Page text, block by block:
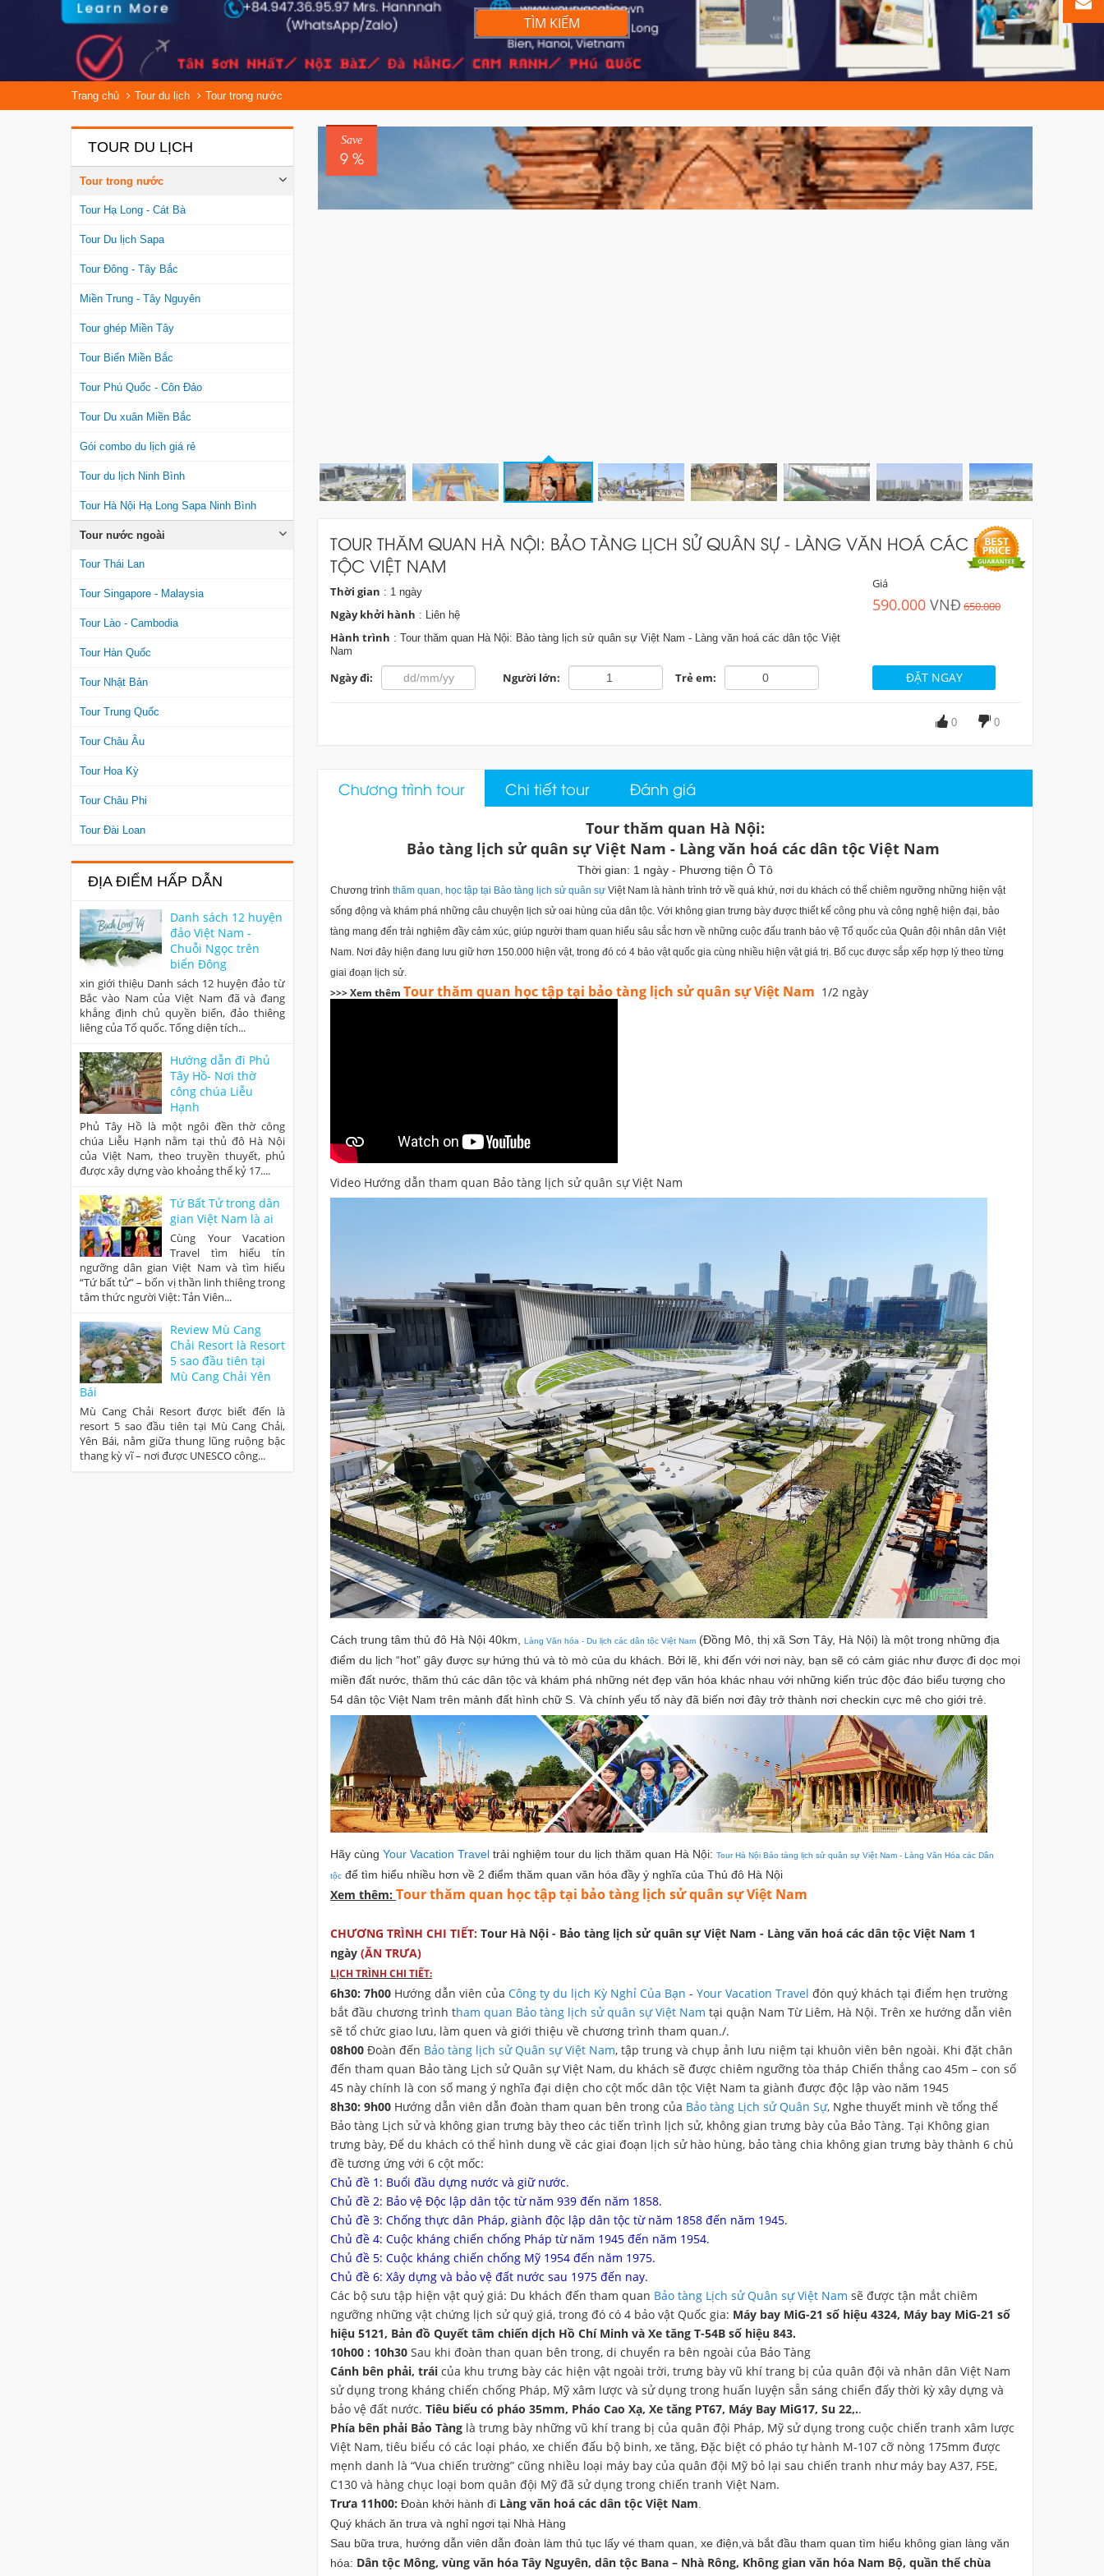
TÌM KIẾM
Trang chủ Tour du lịch Tour trong nước
TOUR DU LỊCH
Tour trong nước
Tour Hạ Long - Cát Bà
Tour Du lịch Sapa
Tour Đông - Tây Bắc
Miền Trung - Tây Nguyên
Tour ghép Miền Tây
Tour Biển Miền Bắc
Tour Phú Quốc - Côn Đảo
Tour Du xuân Miền Bắc
Gói combo du lịch giá rẻ
Tour du lịch Ninh Bình
Tour Hà Nội Hạ Long Sapa Ninh Bình
Tour nước ngoài
Tour Thái Lan
Tour Singapore - Malaysia
Tour Lào - Cambodia
Tour Hàn Quốc
Tour Nhật Bản
Tour Trung Quốc
Tour Châu Âu
Tour Hoa Kỳ
Tour Châu Phi
Tour Đài Loan
ĐỊA ĐIỂM HẤP DẪN
Danh sách 12 huyện
đảo Việt Nam -
Chuỗi Ngọc trên
biển Đông
xin giới thiệu Danh sách 12 huyện đảo từ
Bắc vào Nam của Việt Nam đã và đang
khẳng định chủ quyền biển, đảo thiêng
liêng của Tổ quốc. Tổng diện tích...
Hướng dẫn đi Phủ
Tây Hồ- Nơi thờ
công chúa Liễu
Hạnh
Phủ Tây Hồ là một ngôi đền thờ công
chúa Liễu Hạnh nằm tại thủ đô Hà Nội
của Việt Nam, theo truyền thuyết, phủ
được xây dựng vào khoảng thế kỷ 17....
Tứ Bất Tử trong dân
gian Việt Nam là ai
Cùng Your Vacation
Travel tìm hiểu tín
ngưỡng dân gian Việt Nam và tìm hiểu
“Tứ bất tử” – bốn vị thần linh thiêng trong
tâm thức người Việt: Tản Viên...
Review Mù Cang
Chải Resort là Resort
5 sao đầu tiên tại
Mù Cang Chải Yên
Bái
Mù Cang Chải Resort được biết đến là
resort 5 sao đầu tiên tại Mù Cang Chải,
Yên Bái, nằm giữa thung lũng ruộng bậc
thang kỳ vĩ – nơi được UNESCO công...
Save
9 %
TOUR THĂM QUAN HÀ NỘI: BẢO TÀNG LỊCH SỬ QUÂN SỰ - LÀNG VĂN HOÁ CÁC DÂN
TỘC VIỆT NAM
Thời gian : 1 ngày
Ngày khởi hành : Liên hệ
Hành trình : Tour thăm quan Hà Nội: Bảo tàng lịch sử quân sự Việt Nam - Làng văn hoá các dân tộc Việt
Nam
Giá
590.000 VNĐ 650.000
Ngày đi: Người lớn: Trẻ em:
0
0
Chương trình tour Chi tiết tour Đánh giá
Tour thăm quan Hà Nội:
Bảo tàng lịch sử quân sự Việt Nam - Làng văn hoá các dân tộc Việt Nam
Thời gian: 1 ngày - Phương tiện Ô Tô
Chương trình thăm quan, học tập tại Bảo tàng lịch sử quân sự Việt Nam là hành trình trở về quá khứ, nơi du khách có thể chiêm ngưỡng những hiện vật
sống động và khám phá những câu chuyện lịch sử oai hùng của dân tộc. Với không gian trưng bày được thiết kế công phu và công nghệ hiện đại, bảo
tàng mang đến trải nghiệm đầy cảm xúc, giúp người tham quan hiểu sâu sắc hơn về những cuộc đấu tranh bảo vệ Tổ quốc của Quân đội nhân dân Việt
Nam. Nơi đây hiện đang lưu giữ hơn 150.000 hiện vật, trong đó có 4 bảo vật quốc gia cùng nhiều hiện vật giá trị. Bố cục được sắp xếp hợp lý theo từng
giai đoạn lịch sử.
>>> Xem thêm Tour thăm quan học tập tại bảo tàng lịch sử quân sự Việt Nam 1/2 ngày
Video Hướng dẫn tham quan Bảo tàng lịch sử quân sự Việt Nam
Cách trung tâm thủ đô Hà Nội 40km, Làng Văn hóa - Du lịch các dân tộc Việt Nam (Đồng Mô, thị xã Sơn Tây, Hà Nội) là một trong những địa
điểm du lịch “hot” gây được sự hứng thú và tò mò của du khách. Bởi lẽ, khi đến với nơi này, bạn sẽ có cảm giác như được đi dọc mọi
miền đất nước, thăm thú các dân tộc và khám phá những nét đẹp văn hóa khác nhau với những kiến trúc độc đáo biểu tượng cho
54 dân tộc Việt Nam trên mảnh đất hình chữ S. Và chính yếu tố này đã biến nơi đây trở thành nơi checkin cực mê cho giới trẻ.
Hãy cùng Your Vacation Travel trải nghiệm tour du lịch thăm quan Hà Nội: Tour Hà Nội Bảo tàng lịch sử quân sự Việt Nam - Làng Văn Hóa các Dân
tộc để tìm hiểu nhiều hơn về 2 điểm thăm quan văn hóa đầy ý nghĩa của Thủ đô Hà Nội
Xem thêm: Tour thăm quan học tập tại bảo tàng lịch sử quân sự Việt Nam
CHƯƠNG TRÌNH CHI TIẾT: Tour Hà Nội - Bảo tàng lịch sử quân sự Việt Nam - Làng văn hoá các dân tộc Việt Nam 1
ngày (ĂN TRƯA)
LỊCH TRÌNH CHI TIẾT:
6h30: 7h00 Hướng dẫn viên của Công ty du lịch Kỳ Nghỉ Của Bạn - Your Vacation Travel đón quý khách tại điểm hẹn trường
bắt đầu chương trình tham quan Bảo tàng lịch sử quân sự Việt Nam tại quận Nam Từ Liêm, Hà Nội. Trên xe hướng dẫn viên
sẽ tổ chức giao lưu, làm quen và giới thiệu về chương trình tham quan./.
08h00 Đoàn đến Bảo tàng lịch sử Quân sự Việt Nam, tập trung và chụp ảnh lưu niệm tại khuôn viên bên ngoài. Khi đặt chân
đến tham quan Bảo tàng Lịch sử Quân sự Việt Nam, du khách sẽ được chiêm ngưỡng tòa tháp Chiến thắng cao 45m – con số
45 này chính là con số mang ý nghĩa đại diện cho cột mốc dân tộc Việt Nam ta giành được độc lập vào năm 1945
8h30: 9h00 Hướng dẫn viên dẫn đoàn tham quan bên trong của Bảo tàng Lịch sử Quân Sự, Nghe thuyết minh về tổng thể
Bảo tàng Lịch sử và không gian trưng bày theo các tiến trình lịch sử, không gian trưng bày của Bảo Tàng. Tại Không gian
trưng bày, Để du khách có thể hình dung về các giai đoạn lịch sử hào hùng, bảo tàng chia không gian trưng bày thành 6 chủ
đề tương ứng với 6 cột mốc:
Chủ đề 1: Buổi đầu dựng nước và giữ nước.
Chủ đề 2: Bảo vệ Độc lập dân tộc từ năm 939 đến năm 1858.
Chủ đề 3: Chống thực dân Pháp, giành độc lập dân tộc từ năm 1858 đến năm 1945.
Chủ đề 4: Cuộc kháng chiến chống Pháp từ năm 1945 đến năm 1954.
Chủ đề 5: Cuộc kháng chiến chống Mỹ 1954 đến năm 1975.
Chủ đề 6: Xây dựng và bảo vệ đất nước sau 1975 đến nay.
Các bộ sưu tập hiện vật quý giá: Du khách đến tham quan Bảo tàng Lịch sử Quân sự Việt Nam sẽ được tận mắt chiêm
ngưỡng những vật chứng lịch sử quý giá, trong đó có 4 bảo vật Quốc gia: Máy bay MiG-21 số hiệu 4324, Máy bay MiG-21 số
hiệu 5121, Bản đồ Quyết tâm chiến dịch Hồ Chí Minh và Xe tăng T-54B số hiệu 843.
10h00 : 10h30 Sau khi đoàn than quan bên trong, di chuyển ra bên ngoài của Bảo Tàng
Cánh bên phải, trái của khu trưng bày các hiện vật ngoài trời, trưng bày vũ khí trang bị của quân đội và nhân dân Việt Nam
sử dụng trong kháng chiến chống Pháp, Mỹ xâm lược và sử dụng trong huấn luyện sẵn sáng chiến đấy thời kỳ xây dựng và
bảo vệ đất nước. Tiêu biểu có pháo 35mm, Pháo Cao Xạ, Xe tăng PT67, Máy Bay MiG17, Su 22,..
Phía bên phải Bảo Tàng là trưng bày những vũ khí trang bị của quân đội Pháp, Mỹ sử dụng trong cuộc chiến tranh xâm lược
Việt Nam, tiêu biểu có các loại pháo, xe chiến đấu bộ binh, xe tăng, Đặc biệt có pháo tự hành M-107 cỡ nòng 175mm được
mẹnh danh là “Vua chiến trường” cũng nhiều loại máy bay của quân đội Mỹ bỏ lại sau chiến tranh như máy bay A37, F5E,
C130 và hàng chục loại bom quân đội Mỹ đã sử dụng trong chiến tranh Việt Nam.
Trưa 11h00: Đoàn khởi hành đi Làng văn hoá các dân tộc Việt Nam
Quý khách ăn trưa và nghỉ ngơi tại Nhà Hàng
Sau bữa trưa, hướng dẫn viên dẫn đoàn làm thủ tục lấy vé tham quan, xe điện,và bắt đầu tham quan tìm hiểu không gian làng văn
hóa: Dân tộc Mông, vùng văn hóa Tây Nguyên, dân tộc Bana – Nhà Rông, Không gian văn hóa Nam Bộ, quần thể chùa